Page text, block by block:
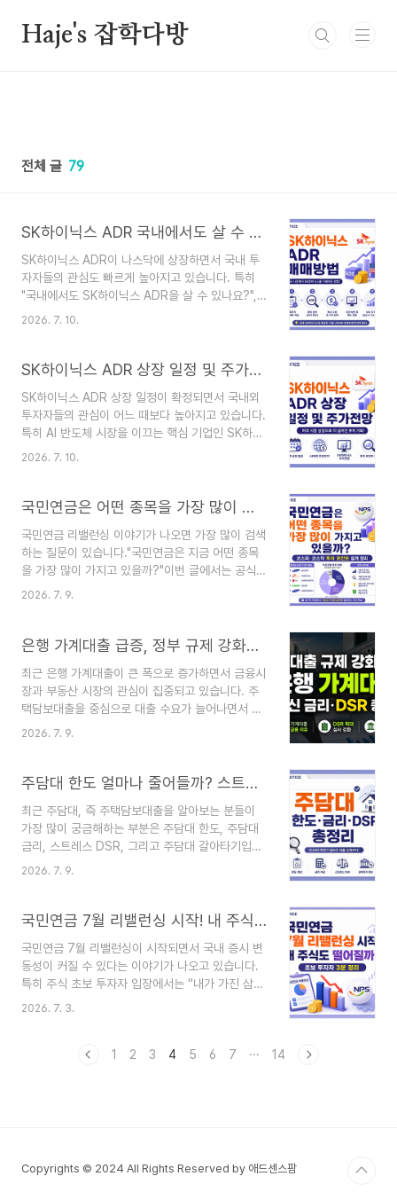
Haje's 잡학다방
전체 글 79
SK하이닉스 ADR 국내에서도 살 수 있을까? 매매방법 총정리
SK하이닉스 ADR이 나스닥에 상장하면서 국내 투
자자들의 관심도 빠르게 높아지고 있습니다. 특히
"국내에서도 SK하이닉스 ADR을 살 수 있나요?",
"기존 SK하이닉스 주식과 무엇이 다른가요?"라는
점, 그리고 어떤 투자 방식이 더 적합한지 쉽게 정리
매할 수 있을까?결론부터 말하면 가능합니다.다만
국내 주식처럼 한국거래소(KRX)에서 거래하는 것
이 아니라 미국 나스닥 시장에서 거래하게 됩니다.
즉, 국내 투자자도 해외주식 거래 서비스를 제공하
스 ADR을 거..
2026. 7. 10.
SK하이닉스 ADR 상장 일정 및 주가전망, 나스닥 상장 후 주가는 어떻게 될까?
SK하이닉스 ADR 상장 일정이 확정되면서 국내외
투자자들의 관심이 어느 때보다 높아지고 있습니다.
특히 AI 반도체 시장을 이끄는 핵심 기업인 SK하이
닉스가 미국 나스닥에 상장하면서 글로벌 투자자들
정, ADR 구조, 주가전망, 그리고 투자자들이 반드
로 정리했습니다.SK하이닉스 ADR란?
ADR(American Depositary Receipt)은 미국
투자자가 해외 기업 주식을 미국 증권거래소에서 달
러로 거래할 수 있도록 만든 예탁증권입니다.이번
'SKHY'로 거..
2026. 7. 10.
국민연금은 어떤 종목을 가장 많이 가지고 있을까? 코스피·코스닥 투자 포인트 쉽게 정리
국민연금 리밸런싱 이야기가 나오면 가장 많이 검색
하는 질문이 있습니다."국민연금은 지금 어떤 종목
을 가장 많이 가지고 있을까?"이번 글에서는 공식적
으로 확인 가능한 자료를 기준으로 국민연금이 어떤
핵심내용①국민연금은 전체 보유 종목을 실시간으
로 공개하지 않습니다.②대형 우량주 중심으로 투자
하는 것이 특징입니다.③중요한 것은 '무슨 종목을
샀는가'보다 '어떤 업종을 꾸준히 담는가'입니다.국
민연금은 보유 종목을 모두 공개할까?결론은 아닙
니다.많은 분들이 국민연금이 모든 보유 종목을 공
가능한 자료내용자산 배분 현황국내..
2026. 7. 9.
은행 가계대출 급증, 정부 규제 강화…최신 금리·DSR 총정리
최근 은행 가계대출이 큰 폭으로 증가하면서 금융시
장과 부동산 시장의 관심이 집중되고 있습니다. 주
택담보대출을 중심으로 대출 수요가 늘어나면서 은
행권 가계대출 증가폭이 확대됐고, 금융당국은 가계
면서 대출 한도와 승인 여부가 이전보다 더욱 엄격
준비하고 있다면 최신 금리와 규제 내용을 미리 확
인하는 것이 무엇보다 중요합니다.은행 가계대출이
급증한 이유최근 수도권을 중심으로 주택 거래가 증
가하면서 주택담보대출 수요가 크게 늘었습니다. 여
폭이 확대됐습니다.금융당국은 가계부채..
2026. 7. 9.
주담대 한도 얼마나 줄어들까? 스트레스 DSR 계산부터 금리 비교까지
최근 주담대, 즉 주택담보대출을 알아보는 분들이
가장 많이 궁금해하는 부분은 주담대 한도, 주담대
금리, 스트레스 DSR, 그리고 주담대 갈아타기입니
다. 특히 2026년 하반기에는 지역에 따라 주담대
담대 신청 전 꼭 알아야 할 DSR 규제, 대출한도 계
쉽게 정리해보겠습니다.1. 주담대란?주담대는 주택
담보대출의 줄임말로, 아파트나 주택을 담보로 은행
에서 돈을 빌리는 대출입니다. 집을 구입할 때 가장
많이 이용하는 대출이며, 기존 대출을 더 낮은 금리
2026. 7. 9.
국민연금 7월 리밸런싱 시작! 내 주식도 떨어질까? 초보 투자자 3분 정리
국민연금 7월 리밸런싱이 시작되면서 국내 증시 변
동성이 커질 수 있다는 이야기가 나오고 있습니다.
특히 주식 초보 투자자 입장에서는 “내가 가진 삼성
전자, SK하이닉스, 코스닥 종목도 더 떨어지는 것
이 내 주식에 어떤 영향을 줄 수 있는지 쉽게 정리해
민연금 리밸런싱이란?리밸런싱은 쉽게 말해 투자
비중을 다시 맞추는 작업입니다.예를 들어 처음에는
2026. 7. 3.
1 2 3 4 5 6 7 ··· 14
Copyrights © 2024 All Rights Reserved by 애드센스팜